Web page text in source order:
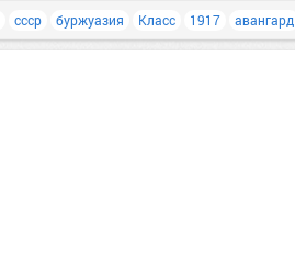
ссср буржуазия Класс 1917 авангард